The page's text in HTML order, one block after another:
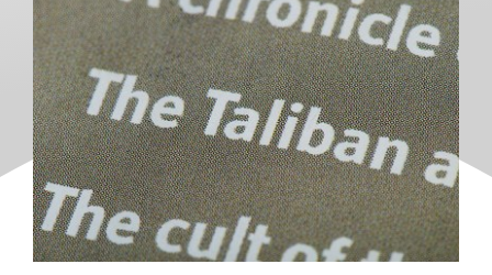
PER: